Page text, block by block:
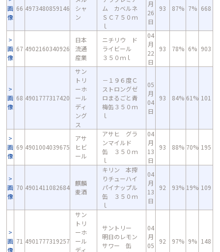
画
像
66 4973480859146
シャ
ン
ム カベルネ
ＳＣ７５０ｍ
ｌ
月
26
日
93 87% 7% 668
画
像
67 4902160340926
日本
流通
産業
ニチリウ ド
ライビール
３５０ｍｌ
04
月
22
日
93 78% 6% 903
画
像
68 4901777317420
サン
トリ
ーホ
ール
ディ
ング
ス
－１９６度Ｃ
ストロングゼ
ロまるごと青
梅缶３５０ｍ
ｌ
05
月
04
日
93 84% 61% 101
画
像
69 4901004039675
アサ
ヒビ
ール
アサヒ グラ
ンマイルド
缶 ３５０ｍ
ｌ
04
月
13
日
93 88% 70% 195
画
像
70 4901411082684
麒麟
麦酒
キリン 本搾
りチューハイ
パイナップル
缶 ３５０ｍ
ｌ
04
月
13
日
92 93% 19% 109
画
像
71 4901777319257
サン
トリ
ーホ
ール
ディ
サントリー
明日のレモン
サワー 缶
04
月
05
92 97% 9% 148